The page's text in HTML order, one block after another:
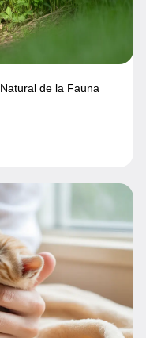
de la Fauna